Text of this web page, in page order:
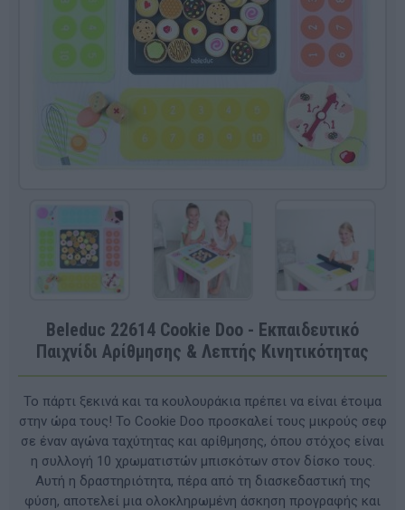
Beleduc 22614 Cookie Doo - Εκπαιδευτικό
Παιχνίδι Αρίθμησης & Λεπτής Κινητικότητας
Το πάρτι ξεκινά και τα κουλουράκια πρέπει να είναι έτοιμα
στην ώρα τους! Το Cookie Doo προσκαλεί τους μικρούς σεφ
σε έναν αγώνα ταχύτητας και αρίθμησης, όπου στόχος είναι
η συλλογή 10 χρωματιστών μπισκότων στον δίσκο τους.
Αυτή η δραστηριότητα, πέρα από τη διασκεδαστική της
φύση, αποτελεί μια ολοκληρωμένη άσκηση προγραφής και